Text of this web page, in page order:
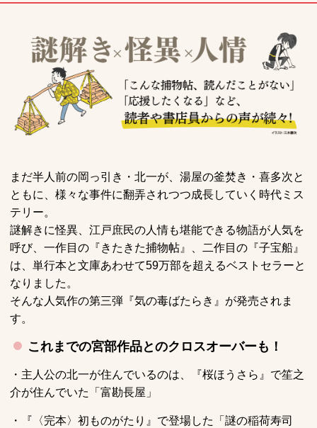
まだ半人前の岡っ引き・北一が、湯屋の釜焚き・喜多次と
ともに、様々な事件に翻弄されつつ成長していく時代ミス
テリー。
謎解きに怪異、江戸庶民の人情も堪能できる物語が人気を
呼び、一作目の『きたきた捕物帖』、二作目の『子宝船』
は、単行本と文庫あわせて59万部を超えるベストセラーと
なりました。
そんな人気作の第三弾『気の毒ばたらき』が発売されま
す。
これまでの宮部作品とのクロスオーバーも！
・主人公の北一が住んでいるのは、『桜ほうさら』で笙之
介が住んでいた「富勘長屋」
・『〈完本〉初ものがたり』で登場した「謎の稲荷寿司